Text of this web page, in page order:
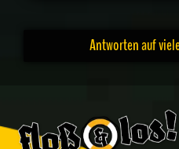
Antworten auf